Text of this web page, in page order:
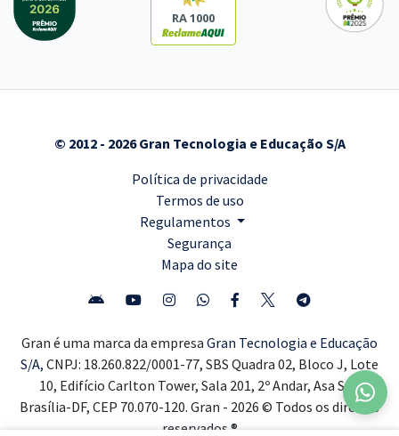
RA 1000
© 2012 - 2026 Gran Tecnologia e Educação S/A
Política de privacidade
Termos de uso
Regulamentos
Segurança
Mapa do site
Gran é uma marca da empresa Gran Tecnologia e Educação
S/A, CNPJ: 18.260.822/0001-77, SBS Quadra 02, Bloco J, Lote
10, Edifício Carlton Tower, Sala 201, 2º Andar, Asa Sul,
Brasília-DF, CEP 70.070-120. Gran - 2026 © Todos os direitos
reservados ®